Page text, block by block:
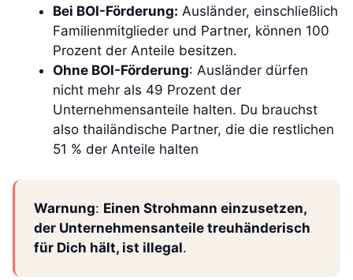
Bei BOI-Förderung: Ausländer, einschließlich
Familienmitglieder und Partner, können 100
Prozent der Anteile besitzen.
Ohne BOI-Förderung: Ausländer dürfen
nicht mehr als 49 Prozent der
Unternehmensanteile halten. Du brauchst
also thailändische Partner, die die restlichen
51 % der Anteile halten
Warnung: Einen Strohmann einzusetzen,
der Unternehmensanteile treuhänderisch
für Dich hält, ist illegal.